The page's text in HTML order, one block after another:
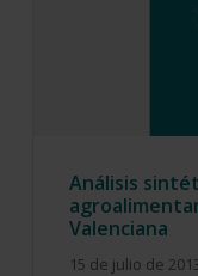
Análisis
Valenciana
15 de julio de